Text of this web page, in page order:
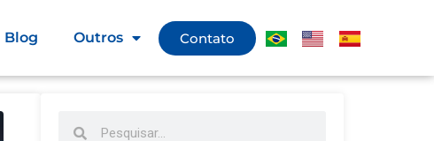
Blog Outros Contato